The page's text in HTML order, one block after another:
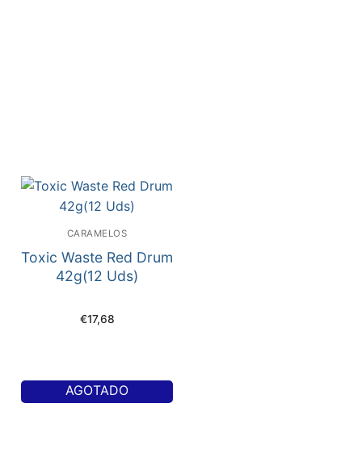
CARAMELOS
Toxic Waste Red Drum
42g(12 Uds)
€17,68
AGOTADO